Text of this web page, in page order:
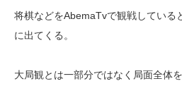
将棋などをAbemaTvで観戦している
に出てくる。
大局観とは一部分ではなく局面全体